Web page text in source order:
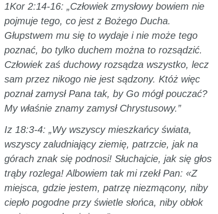
1Kor 2:14-16: „Człowiek zmysłowy bowiem nie
pojmuje tego, co jest z Bożego Ducha.
Głupstwem mu się to wydaje i nie może tego
poznać, bo tylko duchem można to rozsądzić.
Człowiek zaś duchowy rozsądza wszystko, lecz
sam przez nikogo nie jest sądzony. Któż więc
poznał zamysł Pana tak, by Go mógł pouczać?
My właśnie znamy zamysł Chrystusowy.”
Iz 18:3-4: „Wy wszyscy mieszkańcy świata,
wszyscy zaludniający ziemię, patrzcie, jak na
górach znak się podnosi! Słuchajcie, jak się głos
trąby rozlega! Albowiem tak mi rzekł Pan: «Z
miejsca, gdzie jestem, patrzę niezmącony, niby
ciepło pogodne przy świetle słońca, niby obłok